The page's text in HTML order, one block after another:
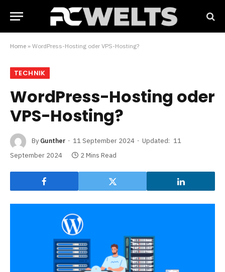
Home » WordPress-Hosting oder VPS-Hosting?
TECHNIK
WordPress-Hosting oder
VPS-Hosting?
By Gunther 11 September 2024 Updated: 11
September 2024
2 Mins Read